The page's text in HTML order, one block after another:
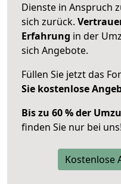
Dienste in Anspruch
sich zurück.
Erfahrung in der
sich Angebote.
Füllen Sie jetzt das
Sie kostenlose
Bis zu 60 % der
finden Sie nur bei uns!
Kostenlose